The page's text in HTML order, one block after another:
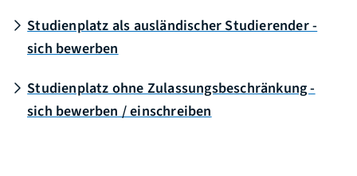
Studienplatz als ausländischer Studierender -
sich bewerben
Studienplatz ohne Zulassungsbeschränkung -
sich bewerben / einschreiben